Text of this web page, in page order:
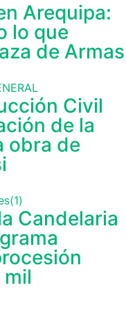
Arequipa:
lo que
de Armas
Civil
de la
obra de
Candelaria